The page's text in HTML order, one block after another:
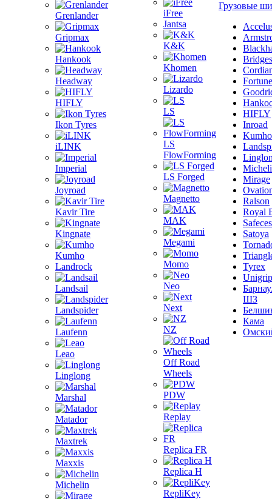
Grenlander
Gripmax
Hankook
Headway
HIFLY
Ikon Tyres
iLINK
Imperial
Joyroad
Kavir Tire
Kingnate
Kumho
Landrock
Landsail
Landspider
Laufenn
Leao
Linglong
Marshal
Matador
Maxtrek
Maxxis
Michelin
iFree
Jantsa
K&K
Khomen
Lizardo
LS
LS
FlowForming
LS Forged
Magnetto
MAK
Megami
Momo
Neo
Next
NZ
Off Road
Wheels
PDW
Replay
Replica FR
Replica H
RepliKey
Грузовые
Fortune
HIFLY
Inroad
Kumho
Mirage
Ralson
Royal
Satoya
Tyrex
Unigrip
ШЗ
Кама